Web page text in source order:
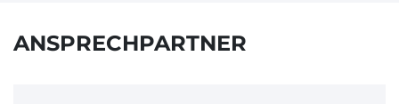
ANSPRECHPARTNER